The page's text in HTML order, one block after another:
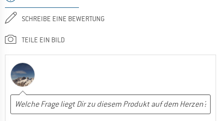
SCHREIBE EINE BEWERTUNG
TEILE EIN BILD